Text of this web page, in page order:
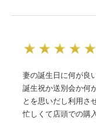
妻の誕生日に何が良
誕生祝か送別会か何
とを思いだし利用さ
忙しくて店頭での購